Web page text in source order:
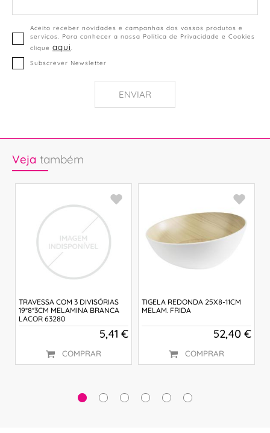
Aceito receber novidades e campanhas dos vossos produtos e
serviços. Para conhecer a nossa Política de Privacidade e Cookies
clique aqui.
Subscrever Newsletter
ENVIAR
Veja também
TRAVESSA COM 3 DIVISÓRIAS
19*8*3CM MELAMINA BRANCA
LACOR 63280
5,41 €
COMPRAR
TIGELA REDONDA 25X8-11CM
MELAM. FRIDA
52,40 €
COMPRAR